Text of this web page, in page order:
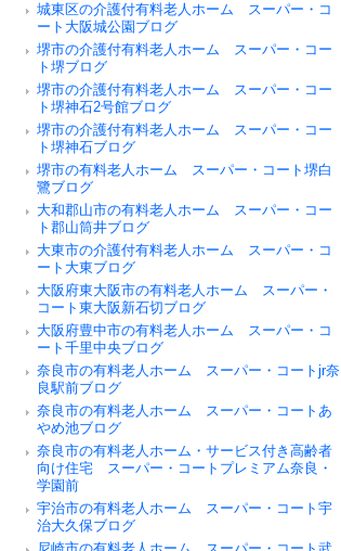
城東区の介護付有料老人ホーム スーパー・コ
ート大阪城公園ブログ
堺市の介護付有料老人ホーム スーパー・コー
ト堺ブログ
堺市の介護付有料老人ホーム スーパー・コー
ト堺神石2号館ブログ
堺市の介護付有料老人ホーム スーパー・コー
ト堺神石ブログ
堺市の有料老人ホーム スーパー・コート堺白
鷺ブログ
大和郡山市の有料老人ホーム スーパー・コー
ト郡山筒井ブログ
大東市の介護付有料老人ホーム スーパー・コ
ート大東ブログ
大阪府東大阪市の有料老人ホーム スーパー・
コート東大阪新石切ブログ
大阪府豊中市の有料老人ホーム スーパー・コ
ート千里中央ブログ
奈良市の有料老人ホーム スーパー・コートjr奈
良駅前ブログ
奈良市の有料老人ホーム スーパー・コートあ
やめ池ブログ
奈良市の有料老人ホーム・サービス付き高齢者
向け住宅 スーパー・コートプレミアム奈良・
学園前
宇治市の有料老人ホーム スーパー・コート宇
治大久保ブログ